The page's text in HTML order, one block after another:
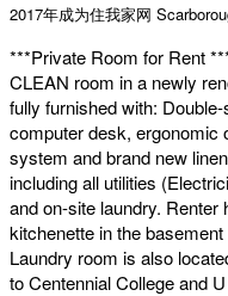
2017年成为住我家网
***Private Room for Rent
CLEAN room in a newly
fully furnished with:
computer desk, ergonomic
system and brand new
including all utilities
and on-site laundry.
kitchenette in the
Laundry room is also
to Centennial College and